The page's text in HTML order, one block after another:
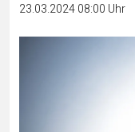
23.03.2024 08:00 Uhr